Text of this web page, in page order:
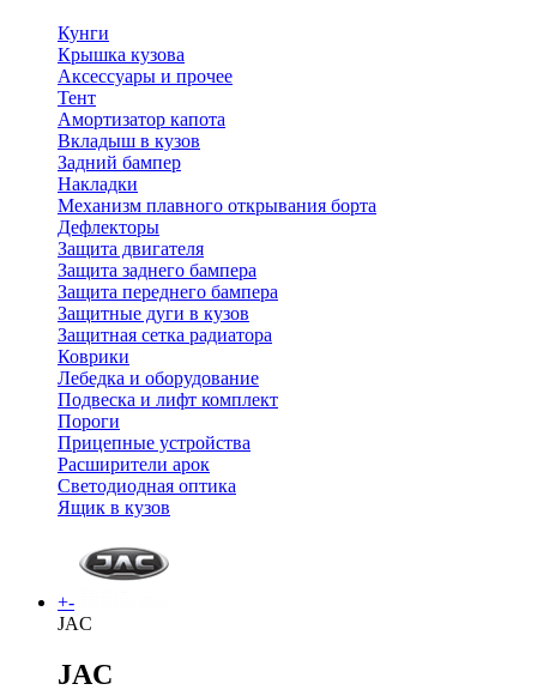
Кунги
Крышка кузова
Аксессуары и прочее
Тент
Амортизатор капота
Вкладыш в кузов
Задний бампер
Накладки
Механизм плавного открывания борта
Дефлекторы
Защита двигателя
Защита заднего бампера
Защита переднего бампера
Защитные дуги в кузов
Защитная сетка радиатора
Коврики
Лебедка и оборудование
Подвеска и лифт комплект
Пороги
Прицепные устройства
Расширители арок
Светодиодная оптика
Ящик в кузов
+-
JAC
JAC